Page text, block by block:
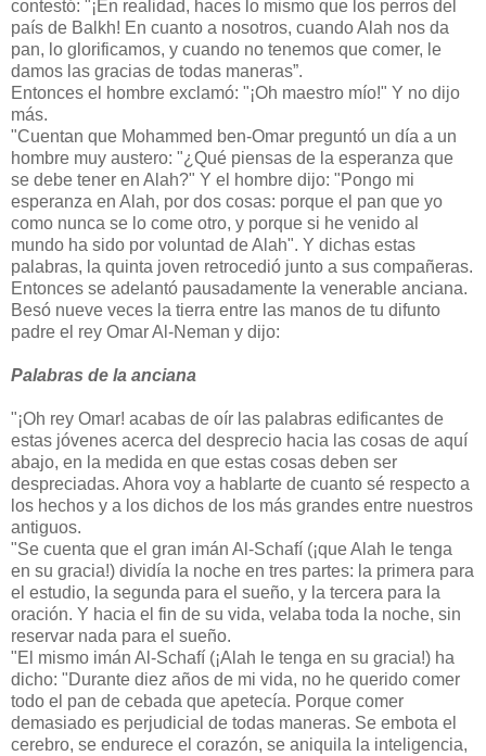
contestó: "¡En realidad, haces lo mismo que los perros del
país de Balkh! En cuanto a nosotros, cuando Alah nos da
pan, lo glorificamos, y cuando no tenemos que comer, le
damos las gracias de todas maneras”.
Entonces el hombre exclamó: "¡Oh maestro mío!" Y no dijo
más.
"Cuentan que Mohammed ben-Omar preguntó un día a un
hombre muy austero: "¿Qué piensas de la esperanza que
se debe tener en Alah?" Y el hombre dijo: "Pongo mi
esperanza en Alah, por dos cosas: porque el pan que yo
como nunca se lo come otro, y porque si he venido al
mundo ha sido por voluntad de Alah". Y dichas estas
palabras, la quinta joven retrocedió junto a sus compañeras.
Entonces se adelantó pausadamente la venerable anciana.
Besó nueve veces la tierra entre las manos de tu difunto
padre el rey Omar Al-Neman y dijo:
Palabras de la anciana
"¡Oh rey Omar! acabas de oír las palabras edificantes de
estas jóvenes acerca del desprecio hacia las cosas de aquí
abajo, en la medida en que estas cosas deben ser
despreciadas. Ahora voy a hablarte de cuanto sé respecto a
los hechos y a los dichos de los más grandes entre nuestros
antiguos.
"Se cuenta que el gran imán Al-Schafí (¡que Alah le tenga
en su gracia!) dividía la noche en tres partes: la primera para
el estudio, la segunda para el sueño, y la tercera para la
oración. Y hacia el fin de su vida, velaba toda la noche, sin
reservar nada para el sueño.
"El mismo imán Al-Schafí (¡Alah le tenga en su gracia!) ha
dicho: "Durante diez años de mi vida, no he querido comer
todo el pan de cebada que apetecía. Porque comer
demasiado es perjudicial de todas maneras. Se embota el
cerebro, se endurece el corazón, se aniquila la inteligencia,